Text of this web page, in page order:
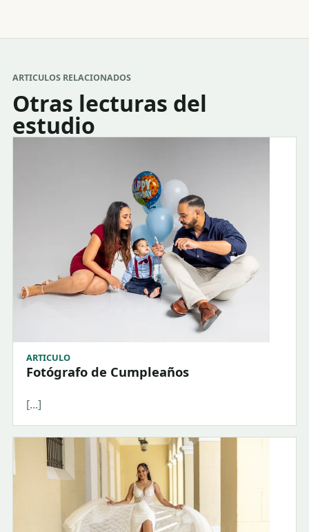
ARTICULOS RELACIONADOS
Otras lecturas del
estudio
ARTICULO
Fotógrafo de Cumpleaños
[...]